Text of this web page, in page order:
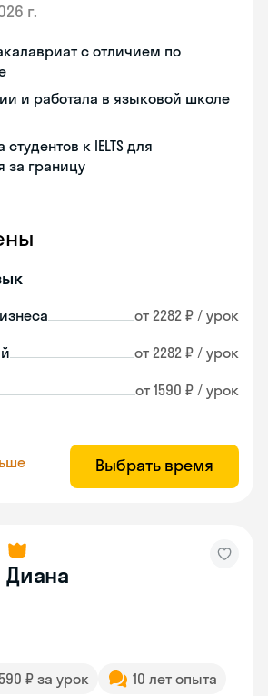
г.
с отличием по
и работала в языковой школе
к IELTS для
за границу
от 2282 ₽ / урок
от 2282 ₽ / урок
от 1590 ₽ / урок
Выбрать время
Диана
₽ за урок
10 лет опыта